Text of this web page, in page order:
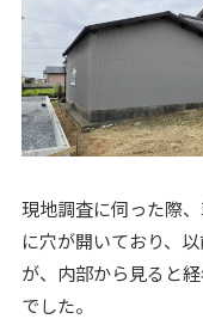
現地調査に伺った際
に穴が開いており、
が、内部から見ると
でした。